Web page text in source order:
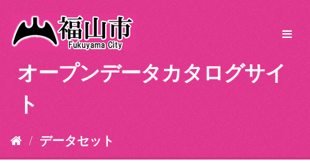
オープンデータカタログサイ
ト
データセット